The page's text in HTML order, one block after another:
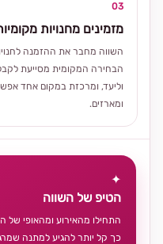
03
מזמינים מחנויות
השווה מחבר את ההזמנה
הבחירה המקומית מסייעת
וליעד, ומרכזת במקום אחד
ומארזים.
✦
הטיפ של השווה
התחילו מהאירוע ומהאופי
כך קל יותר להגיע למתנה